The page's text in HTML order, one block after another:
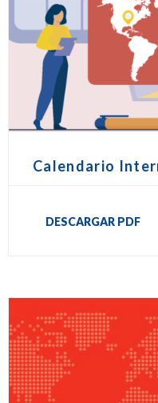
Calendario
DESCARGAR PDF